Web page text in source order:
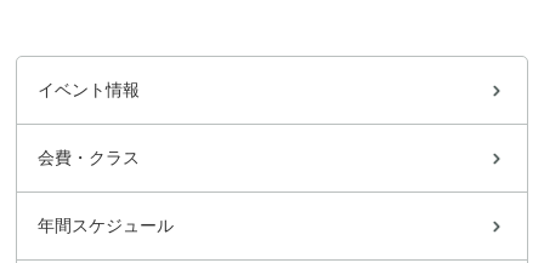
イベント情報
会費・クラス
年間スケジュール